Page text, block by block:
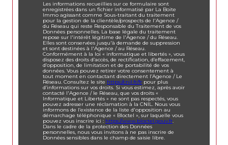
Les informations recueillies sur ce formulaire sont
enregistrées dans un fichier informatisé par La Boite
Immo agissant comme Sous-traitant du traitement
pour la gestion de la clientèle/prospects de l'Agence /
du Réseau qui reste Responsable du Traitement de vos
Données personnelles. La base légale du traitement
repose sur l'intérêt légitime de l'Agence / du Réseau.
Elles sont conservées jusqu'à demande de suppression
et sont destinées à l'Agence / au Réseau.
Conformément à la loi « informatique et libertés », vous
disposez des droits d’accès, de rectification, d’effacement,
d’opposition, de limitation et de portabilité de vos
données. Vous pouvez retirer votre consentement à
tout moment en contactant directement l’Agence / Le
Réseau. Consultez le site https://cnil.fr/fr pour plus
d’informations sur vos droits. Si vous estimez, après avoir
contacté l'Agence / le Réseau, que vos droits «
Informatique et Libertés » ne sont pas respectés, vous
pouvez adresser une réclamation à la CNIL. Nous vous
informons de l’existence de la liste d'opposition au
démarchage téléphonique « Bloctel », sur laquelle vous
pouvez vous inscrire ici : https://www.bloctel.gouv.fr.
Dans le cadre de la protection des Données
personnelles, nous vous invitons à ne pas inscrire de
Données sensibles dans le champ de saisie libre.